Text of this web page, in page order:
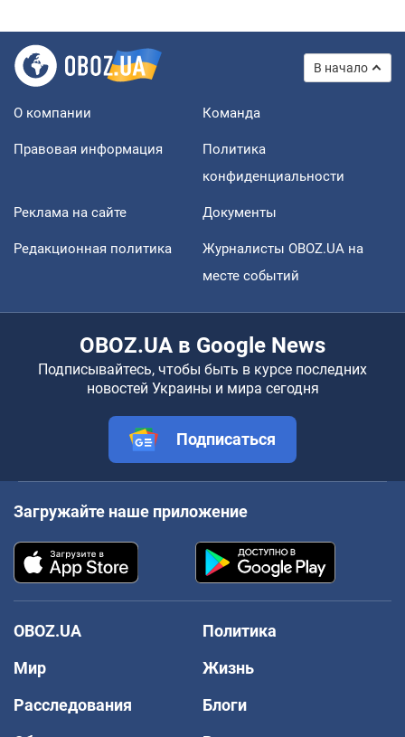
В начало
О компании Команда
Правовая информация
Политика
конфиденциальности
Реклама на сайте Документы
Редакционная политика
Журналисты OBOZ.UA на
месте событий
OBOZ.UA в Google News
Подписывайтесь, чтобы быть в курсе последних
новостей Украины и мира сегодня
Подписаться
Загружайте наше приложение
OBOZ.UA
Политика
Мир
Жизнь
Расследования
Блоги